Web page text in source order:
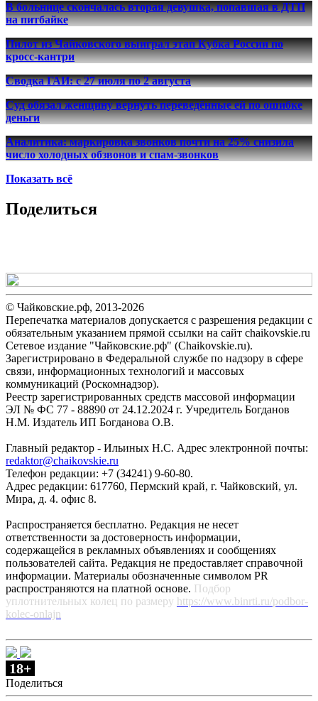
В больнице скончалась вторая девушка, попавшая в ДТП
на питбайке
Пилот из Чайковского выиграл этап Кубка России по
кросс-кантри
Сводка ГАИ: с 27 июля по 2 августа
Суд обязал женщину вернуть переведённые ей по ошибке
деньги
Аналитика: маркировка звонков почти на 25% снизила
число холодных обзвонов и спам-звонков
Показать всё
Поделиться
© Чайковские.рф, 2013-2026
Перепечатка материалов допускается с разрешения редакции с
обязательным указанием прямой ссылки на сайт chaikovskie.ru
Сетевое издание "Чайковские.рф" (Chaikovskie.ru).
Зарегистрировано в Федеральной службе по надзору в сфере
связи, информационных технологий и массовых
коммуникаций (Роскомнадзор).
Реестр зарегистрированных средств массовой информации
ЭЛ № ФС 77 - 88890 от 24.12.2024 г. Учредитель Богданов
Н.М. Издатель ИП Богданова О.В.
Главный редактор - Ильиных Н.С. Адрес электронной почты:
redaktor@chaikovskie.ru
Телефон редакции: +7 (34241) 9-60-80.
Адрес редакции: 617760, Пермский край, г. Чайковский, ул.
Мира, д. 4. офис 8.
Распространяется бесплатно. Редакция не несет
ответственности за достоверность информации,
содержащейся в рекламных объявлениях и сообщениях
пользователей сайта. Редакция не предоставляет справочной
информации. Материалы обозначенные символом PR
распространяются на платной основе. Подбор
уплотнительных колец по размеру https://www.binrti.ru/podbor-
kolec-onlajn
18+
Поделиться